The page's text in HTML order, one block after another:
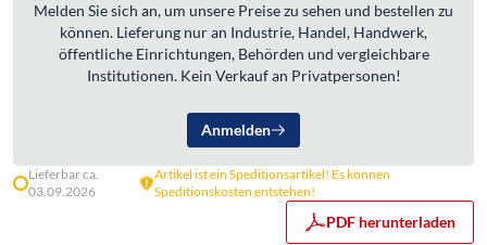
Melden Sie sich an, um unsere Preise zu sehen und bestellen zu
können. Lieferung nur an Industrie, Handel, Handwerk,
öffentliche Einrichtungen, Behörden und vergleichbare
Institutionen. Kein Verkauf an Privatpersonen!
Anmelden
Lieferbar ca.
03.09.2026
Artikel ist ein Speditionsartikel! Es können
Speditionskosten entstehen!
PDF herunterladen